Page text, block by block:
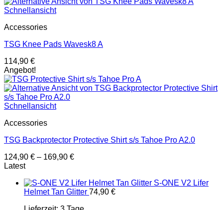
Schnellansicht
Accessories
TSG Knee Pads Wavesk8 A
114,90 €
Angebot!
Schnellansicht
Accessories
TSG Backprotector Protective Shirt s/s Tahoe Pro A2.0
124,90 € – 169,90 €
Latest
S-ONE V2 Lifer
Helmet Tan Glitter 74,90 €